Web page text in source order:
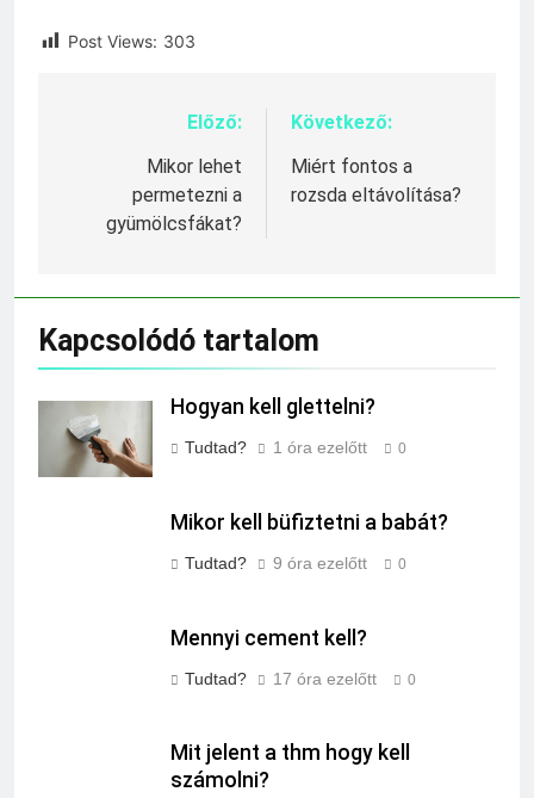
Post Views: 303
Bejegyzés
navigáció
Előző:
Mikor lehet
permetezni a
gyümölcsfákat?
Következő:
Miért fontos a
rozsda eltávolítása?
Kapcsolódó tartalom
Hogyan kell glettelni?
Tudtad? 1 óra ezelőtt 0
Mikor kell büfiztetni a babát?
Tudtad? 9 óra ezelőtt 0
Mennyi cement kell?
Tudtad? 17 óra ezelőtt 0
Mit jelent a thm hogy kell
számolni?